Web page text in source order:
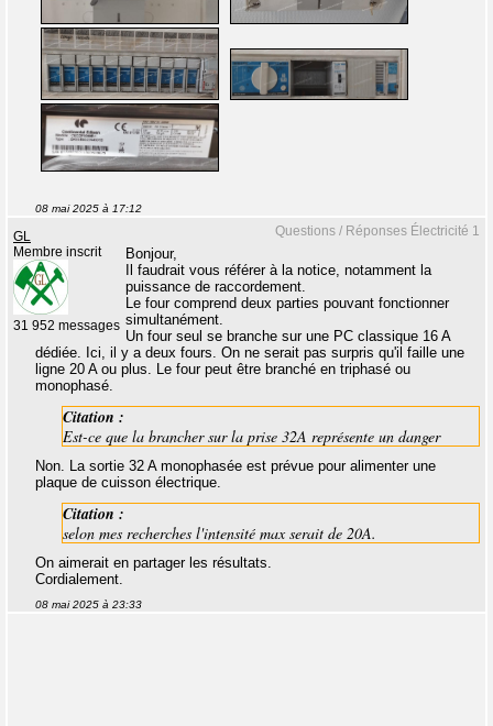
08 mai 2025 à 17:12
Questions / Réponses Électricité 1
GL
Membre inscrit
31 952 messages
Bonjour,
Il faudrait vous référer à la notice, notamment la
puissance de raccordement.
Le four comprend deux parties pouvant fonctionner
simultanément.
Un four seul se branche sur une PC classique 16 A
dédiée. Ici, il y a deux fours. On ne serait pas surpris qu'il faille une
ligne 20 A ou plus. Le four peut être branché en triphasé ou
monophasé.
Citation :
Est-ce que la brancher sur la prise 32A représente un danger
Non. La sortie 32 A monophasée est prévue pour alimenter une
plaque de cuisson électrique.
Citation :
selon mes recherches l'intensité max serait de 20A.
On aimerait en partager les résultats.
Cordialement.
08 mai 2025 à 23:33